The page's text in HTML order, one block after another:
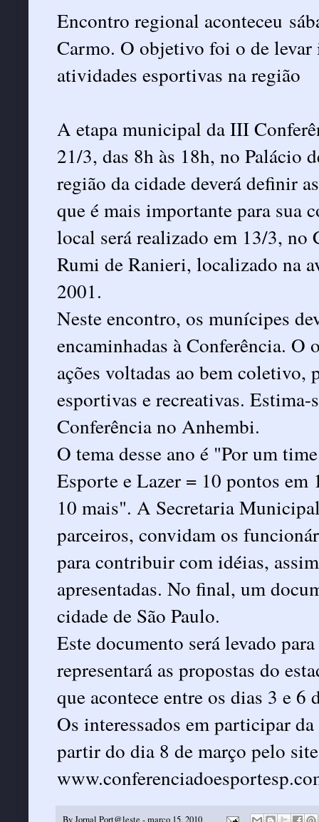
Encontro regional aconteceu
Carmo. O objetivo foi o de levar
atividades esportivas na região
A etapa municipal da III
21/3, das 8h às 18h, no Palácio
região da cidade deverá definir
que é mais importante para sua
local será realizado em 13/3, no
Rumi de Ranieri, localizado na
2001.
Neste encontro, os munícipes
encaminhadas à Conferência.
ações voltadas ao bem
esportivas e recreativas.
Conferência no Anhembi.
O tema desse ano é "Por um
Esporte e Lazer = 10 pontos
10 mais". A Secretaria
parceiros, convidam os
para contribuir com idéias,
apresentadas. No final, um
cidade de São Paulo.
Este documento será levado
representará as propostas do
que acontece entre os dias 3 e
Os interessados em participar
partir do dia 8 de março pelo
ByJornal Port@leste -março 15, 2010